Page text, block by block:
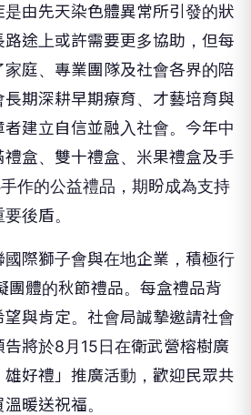
由先天染色體異常所引發的狀
途上或許需要更多協助，但每
庭、專業團隊及社會各界的陪
期深耕早期療育、才藝培育與
建立自信並融入社會。今年中
盒、雙十禮盒、米果禮盒及手
作的公益禮品，期盼成為支持
後盾。
際獅子會與在地企業，積極行
團體的秋節禮品。每盒禮品背
與肯定。社會局誠摯邀請社會
將於8月15日在衛武營榕樹廣
好禮」推廣活動，歡迎民眾共
暖送祝福。